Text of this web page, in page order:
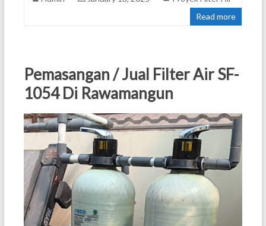
Read more
Pemasangan / Jual Filter Air SF-
1054 Di Rawamangun